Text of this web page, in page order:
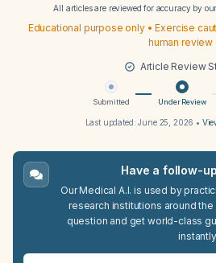
All articles are reviewed for accuracy by our
Educational purpose only • Exercise
human review
Article Review
Submitted Under Review
Last updated:June 25, 2026 •
Have a follow-
Our Medical A.I. is used by
research institutions around
question and get world-class